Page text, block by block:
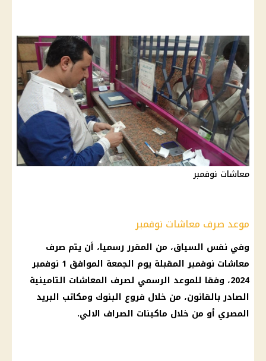
معاشات نوفمبر
موعد صرف معاشات نوفمبر
وفي نفس السياق، من المقرر رسميا، أن يتم صرف
معاشات نوفمبرالمقبلة يوم
الجمعة الموافق 1 نوفمبر
2024، وفقا للموعد الرسمي لصرف
المعاشات التامينية
الصادر بالقانون، من خلال فروع البنوك ومكاتب البريد
المصري أو من خلال ماكينات الصراف الالي.